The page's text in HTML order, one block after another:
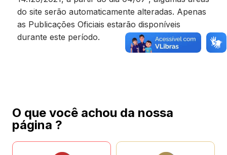
do site serão automaticamente alteradas. Apenas
as Publicações Oficiais estarão disponíveis
durante este período.
O que você achou da nossa
página ?